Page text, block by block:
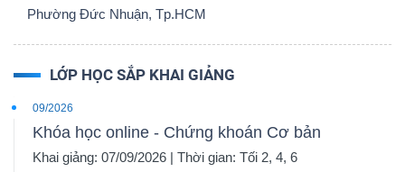
Phường Đức Nhuận, Tp.HCM
LỚP HỌC SẮP KHAI GIẢNG
09/2026
Khóa học online - Chứng khoán Cơ bản
Khai giảng: 07/09/2026 | Thời gian: Tối 2, 4, 6